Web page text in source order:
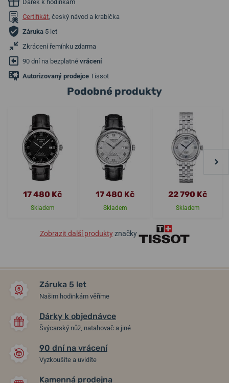
Dárek k hodinkám
Certifikát, český návod a krabička
Záruka 5 let
Zkrácení řemínku zdarma
90 dní na bezplatné vrácení
Autorizovaný prodejce Tissot
Podobné produkty
17 480 Kč
Skladem
17 480 Kč
Skladem
22 790 Kč
Skladem
Zobrazit další produktyznačky
Záruka 5 let
Našim hodinkám věříme
Dárky k objednávce
Švýcarský nůž, natahovač a jiné
90 dní na vrácení
Vyzkoušíte a uvidíte
Kamenná prodejna